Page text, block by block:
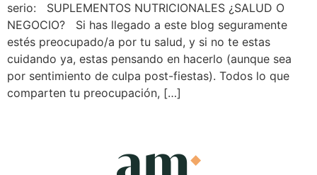
serio: SUPLEMENTOS NUTRICIONALES ¿SALUD O
NEGOCIO? Si has llegado a este blog seguramente
estés preocupado/a por tu salud, y si no te estas
cuidando ya, estas pensando en hacerlo (aunque sea
por sentimiento de culpa post-fiestas). Todos lo que
comparten tu preocupación, […]